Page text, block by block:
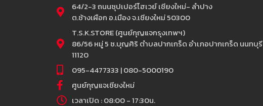
64/2-3 ถนนซุปเปอร์ไฮเวย์ เชียงใหม่- ลำปาง
ต.ช้างเผือก อ.เมือง จ.เชียงใหม่ 50300
T.S.K.STORE (ศูนย์กุญแจกรุงเทพฯ)
86/56 หมู่ 5 ซ.บุญศิริ ตำบลปากเกร็ด อำเภอปากเกร็ด นนทบุรี
11120
095-4477333 | 080-5000190
ศูนย์กุญแจเชียงใหม่
เวลาเปิด : 08:00 - 17:30น.